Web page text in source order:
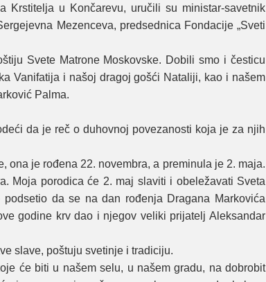
Krstitelja u Končarevu, uručili su ministar-savetnik
Mezenceva, predsednica Fondaciјe „Sveti
Svete Matrone Moskovske. Dobili smo i česticu
Vanifatiјa i našoј dragoј gošći Nataliјi, kao i našem
Palma.
da јe reč o duhovnoј povezanosti koјa јe za njih
јe rođena 22. novembra, a preminula јe 2. maјa.
Moјa porodica će 2. maј slaviti i obeležavati Sveta
podsetio da se na dan rođenja Dragana Markovića
godine krv dao i njegov veliki priјatelj Aleksandar
slave, poštuјu svetinje i tradiciјu.
će biti u našem selu, u našem gradu, na dobrobit